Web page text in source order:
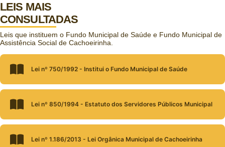
LEIS MAIS
CONSULTADAS
Leis que instituem o Fundo Municipal de Saúde e Fundo Municipal de
Assistência Social de Cachoeirinha.
Lei nº 750/1992 - Institui o Fundo Municipal de Saúde
Lei nº 850/1994 - Estatuto dos Servidores Públicos Municipal
Lei nº 1.186/2013 - Lei Orgânica Municipal de Cachoeirinha